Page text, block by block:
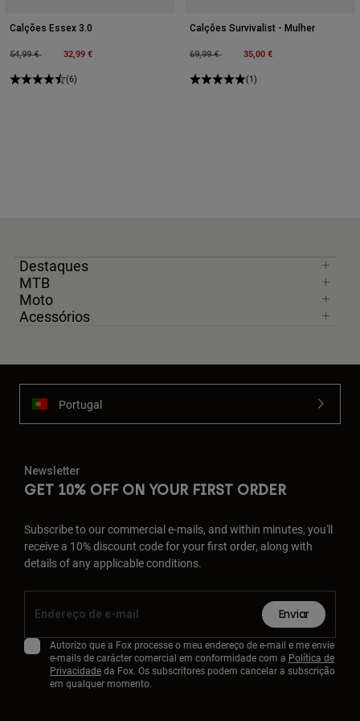
Calções Essex 3.0
Price reduced from
54,99 €to 32,99 €
(6)
Calções Survivalist - Mulher
Price reduced from
69,99 €to 35,00 €
(1)
Destaques
MTB
Moto
Acessórios
Portugal
Newsletter
GET 10% OFF ON YOUR FIRST ORDER
Subscribe to our commercial e-mails, and within minutes, you'll
receive a 10% discount code for your first order, along with
details of any applicable conditions.
Enviar
Autorizo que a Fox processe o meu endereço de e-mail e me envie
e-mails de carácter comercial em conformidade com a Política de
Privacidadeda Fox. Os subscritores podem cancelar a subscrição
em qualquer momento.